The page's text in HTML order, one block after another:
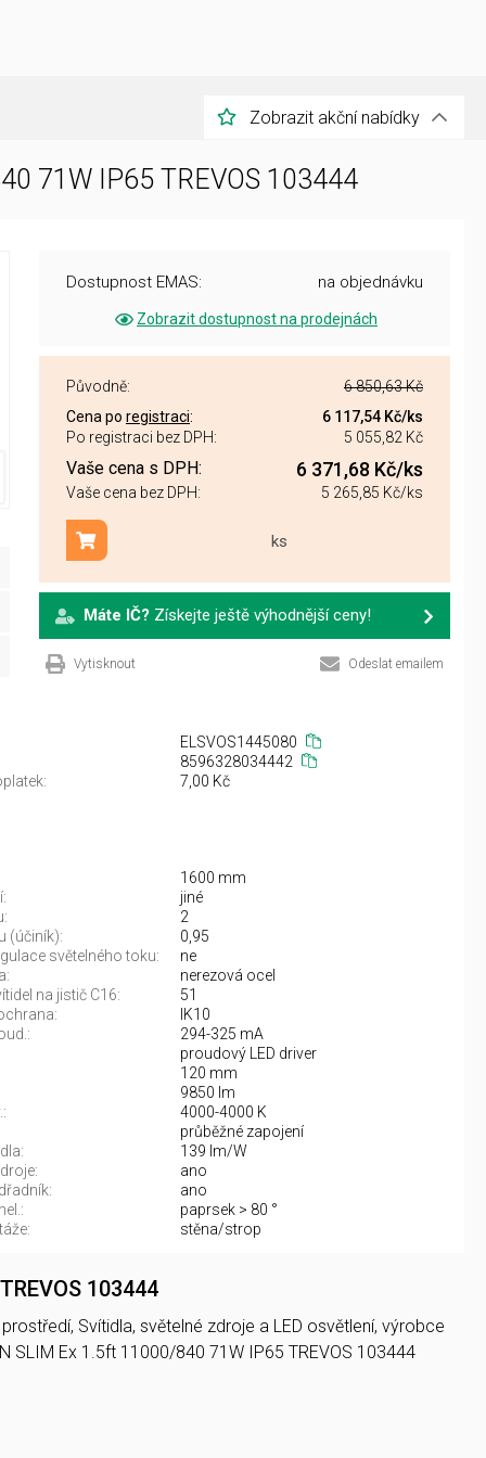
Zobrazit akční nabídky
71W IP65 TREVOS 103444
Dostupnost EMAS: na objednávku
Zobrazit dostupnost na prodejnách
Původně:
6 850,63 Kč
Cena po registraci: 6 117,54 Kč/ks
Po registraci bez DPH:
5 055,82 Kč
Vaše cena s DPH: 6 371,68 Kč/ks
Vaše cena bez DPH: 5 265,85 Kč/ks
ks
Přidat do košíku
Máte IČ? Získejte ještě výhodnější ceny!
Vytisknout Odeslat emailem
ELSVOS1445080
8596328034442
7,00 Kč
1600 mm
jiné
2
(účiník):
0,95
světelného toku:
ne
nerezová ocel
na jistič C16:
51
IK10
294-325 mA
proudový LED driver
120 mm
9850 lm
4000-4000 K
průběžné zapojení
139 lm/W
ano
ano
paprsek > 80 °
stěna/strop
103444
Svítidla, světelné zdroje a LED osvětlení, výrobce
SLIM Ex 1.5ft 11000/840 71W IP65 TREVOS 103444